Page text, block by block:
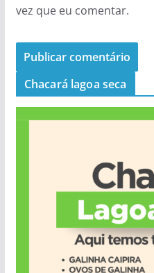
vez que eu comentar.
Chacará lagoa seca